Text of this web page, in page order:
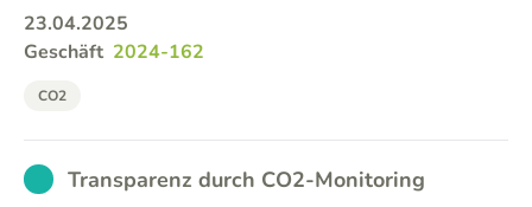
23.04.2025
Geschäft 2024-162
CO2
EXCUSED
Transparenz durch CO2-Monitoring